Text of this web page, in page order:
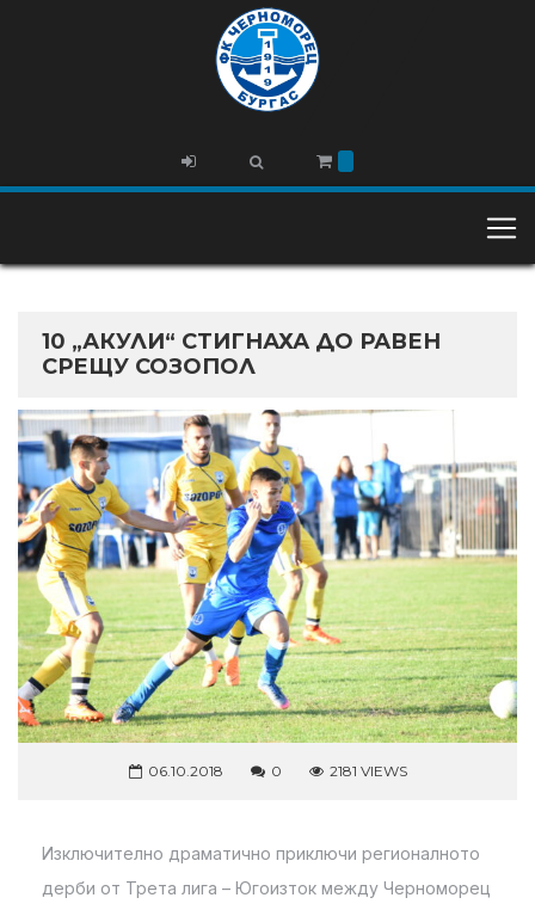
10 „АКУЛИ“ СТИГНАХА ДО РАВЕН
СРЕЩУ СОЗОПОЛ
06.10.2018 0 2181 VIEWS
Изключително драматично приключи регионалното
дерби от Трета лига – Югоизток между Черноморец